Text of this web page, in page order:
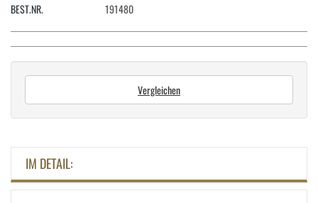
BEST.NR. 191480
Vergleichen
IM DETAIL: